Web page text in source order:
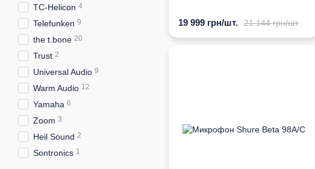
21 144 грн/шт.
19 999 грн/шт.
TC-Helicon 4
Telefunken 9
the t.bone 20
Trust 2
Universal Audio 9
Warm Audio 12
Yamaha 6
Zoom 3
Heil Sound 2
Sontronics 1